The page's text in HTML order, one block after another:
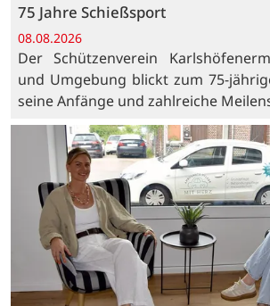
75 Jahre Schießsport
08.08.2026
Der Schützenverein
und Umgebung blickt zum 75-
seine Anfänge und zahlreiche